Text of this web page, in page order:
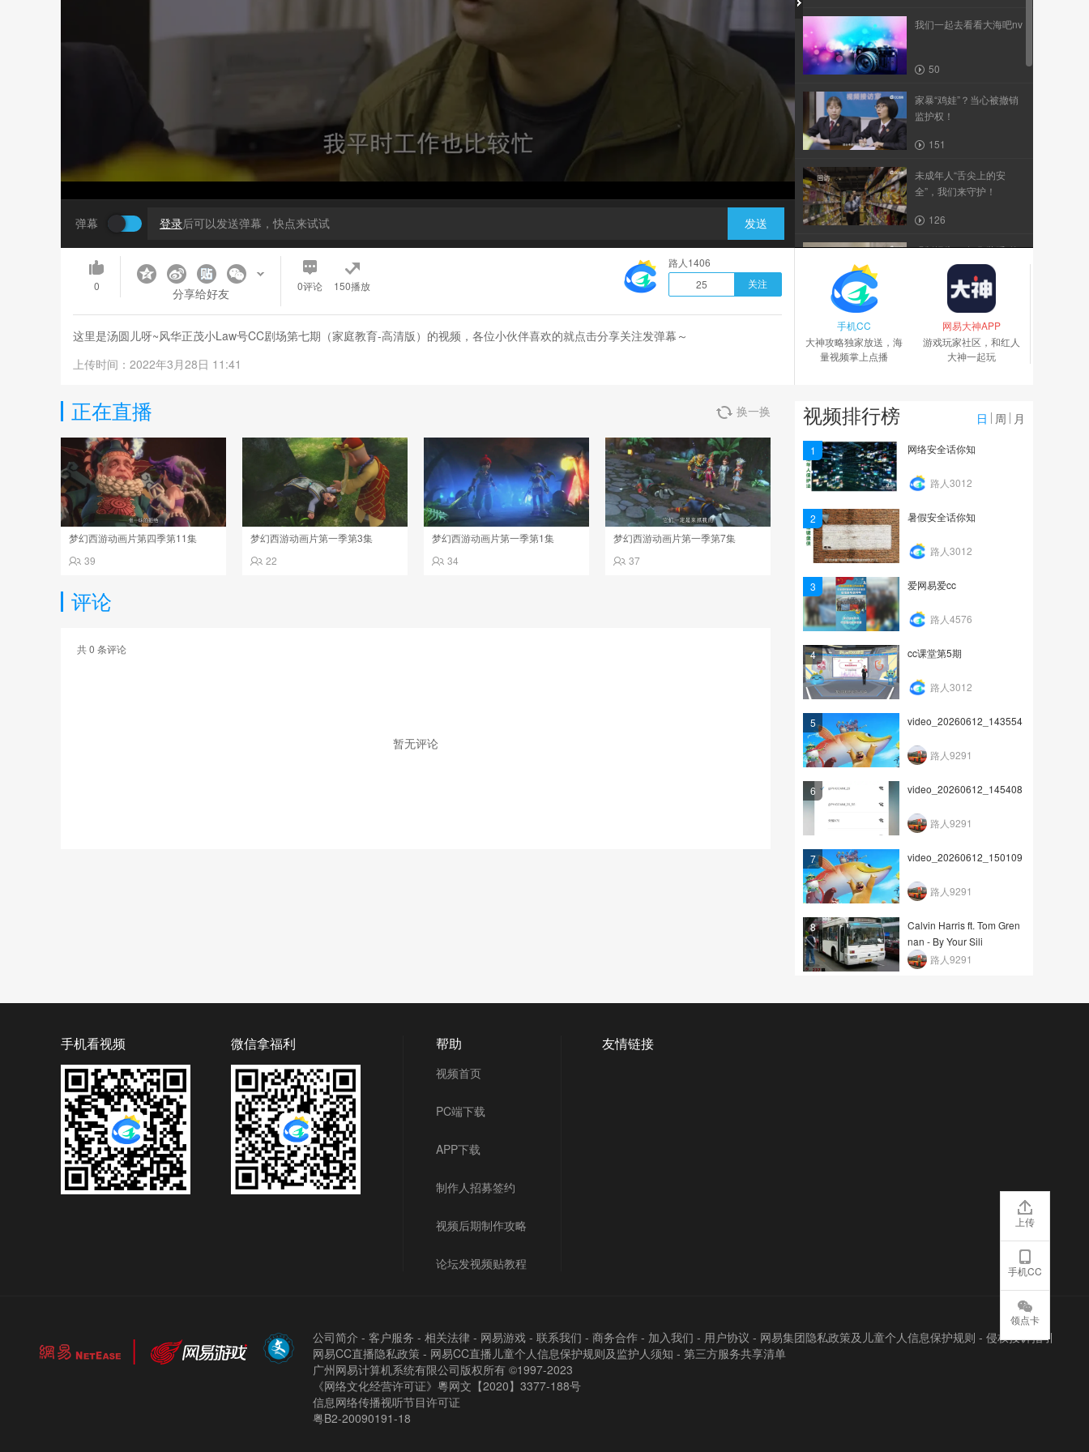
弹幕 登录后可以发送弹幕，快点来试试 发送
我们一起去看看大海吧nv
50
家暴“鸡娃”？当心被撤销
监护权！
151
未成年人“舌尖上的安
全”，我们来守护！
126
强制报告，唤醒“装睡”的
警惕！网购退款诈骗又出
新花样
156
“饭圈女孩”注意了！这样
追星很危险......
121
0 分享给好友 0评论 150播放
路人1406
25
关注
这里是汤圆儿呀~风华正茂小Law号CC剧场第七期（家庭教育-高清版）的视频，各位小伙伴喜欢的就点击分享关注发弹幕～
上传时间：2022年3月28日 11:41
手机CC
大神攻略独家放送，海
量视频掌上点播
网易大神APP
游戏玩家社区，和红人
大神一起玩
换一换
正在直播
梦幻西游动画片第四季第11集
39
梦幻西游动画片第一季第3集
22
梦幻西游动画片第一季第1集
34
梦幻西游动画片第一季第7集
37
评论
共0 条评论
暂无评论
视频排行榜 日 周 月
1 网络安全话你知
路人3012
2 暑假安全话你知
路人3012
3 爱网易爱cc
路人4576
4 cc课堂第5期
路人3012
5 video_20260612_143554
路人9291
6 video_20260612_145408
路人9291
7 video_20260612_150109
路人9291
8
Calvin Harris ft. Tom Gren
nan - By Your Sili
路人9291
手机看视频 微信拿福利 帮助
视频首页
PC端下载
APP下载
制作人招募签约
视频后期制作攻略
论坛发视频贴教程
友情链接
公司简介 - 客户服务 - 相关法律 - 网易游戏 - 联系我们 - 商务合作 - 加入我们 - 用户协议 - 网易集团隐私政策及儿童个人信息保护规则 - 侵权投诉指引
网易CC直播隐私政策 - 网易CC直播儿童个人信息保护规则及监护人须知 - 第三方服务共享清单
广州网易计算机系统有限公司版权所有 ©1997-2023
《网络文化经营许可证》粵网文【2020】3377-188号
信息网络传播视听节目许可证
粤B2-20090191-18
上传
手机CC
领点卡